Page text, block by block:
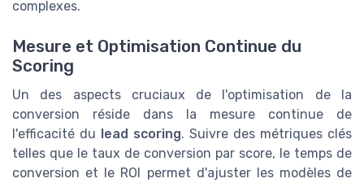
complexes.
Mesure et Optimisation Continue du
Scoring
Un des aspects cruciaux de l'optimisation de la
conversion réside dans la mesure continue de
l'efficacité du lead scoring. Suivre des métriques clés
telles que le taux de conversion par score, le temps de
conversion et le ROI permet d'ajuster les modèles de